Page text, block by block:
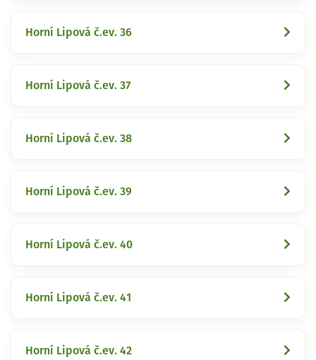
Horní Lipová č.ev. 36
Horní Lipová č.ev. 37
Horní Lipová č.ev. 38
Horní Lipová č.ev. 39
Horní Lipová č.ev. 40
Horní Lipová č.ev. 41
Horní Lipová č.ev. 42